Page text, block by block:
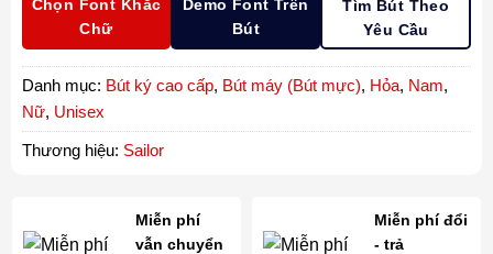
Chọn Font Khắc
Chữ
Demo Font Trên
Bút
Tìm Bút Theo
Yêu Cầu
Danh mục: Bút ký cao cấp, Bút máy (Bút mực), Hỏa, Nam,
Nữ, Unisex
Thương hiệu: Sailor
Miễn phí
vẫn chuyển
Miễn phí đổi
- trả